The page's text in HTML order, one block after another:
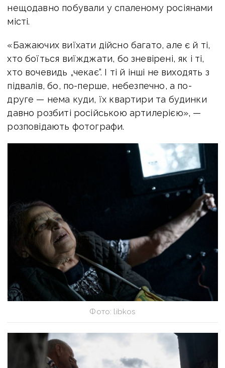
нещодавно побували у спаленому росіянами
місті.
«Бажаючих виїхати дійсно багато, але є й ті,
хто боїться виїжджати, бо зневірені, як і ті,
хто вочевидь „чекає“. І ті й інші не виходять з
підвалів, бо, по-перше, небезпечно, а по-
друге — нема куди, їх квартири та будинки
давно розбиті російською артилерією», —
розповідають фотографи.
Фото: libkos